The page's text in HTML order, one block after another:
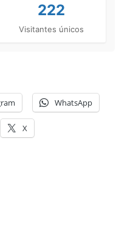
222
Visitantes únicos
WhatsApp
X